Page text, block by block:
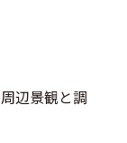
辺景観と調